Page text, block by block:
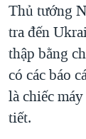
Thủ tướng
tra đến
thập bằng
có các báo
là chiếc
tiết.